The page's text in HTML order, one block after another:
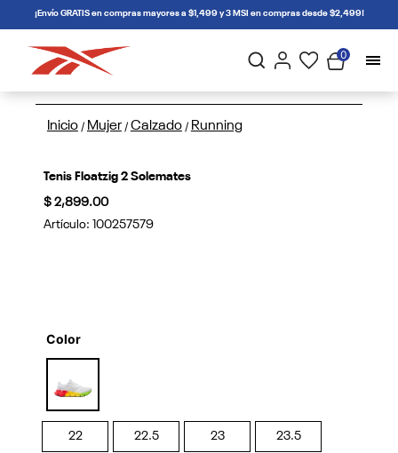
connectif¡Envío GRATIS en compras mayores a $1,499 y 3 MSI en compras desde $2,499!
0
Inicio / Mujer / Calzado / Running
Tenis Floatzig 2 Solemates
$ 2,899.00
Artículo: 100257579
Color
selected
22 22.5 23 23.5